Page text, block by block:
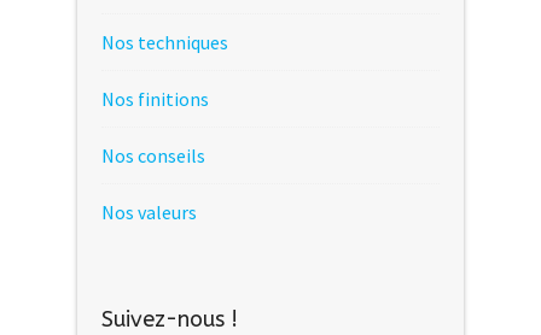
Nos techniques
Nos finitions
Nos conseils
Nos valeurs
Suivez-nous !